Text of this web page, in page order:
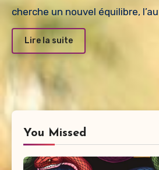
cherche un nouvel équilibre,
Lire la suite
You Missed